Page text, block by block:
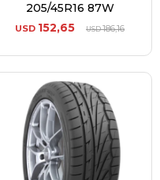
205/45R16 87W
USD 152,65 USD186,16